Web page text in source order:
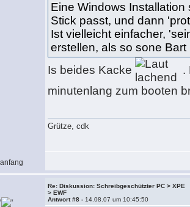
Eine Windows
Stick passt, und dann
Ist vielleicht einfacher,
erstellen, als so sone Bart
Is beides Kacke
.
minutenlang zum booten
Grütze, cdk
Re: Diskussion: Schreibgeschützter PC > XPE
> EWF
Antwort #8 - 14.08.07 um 10:45:50